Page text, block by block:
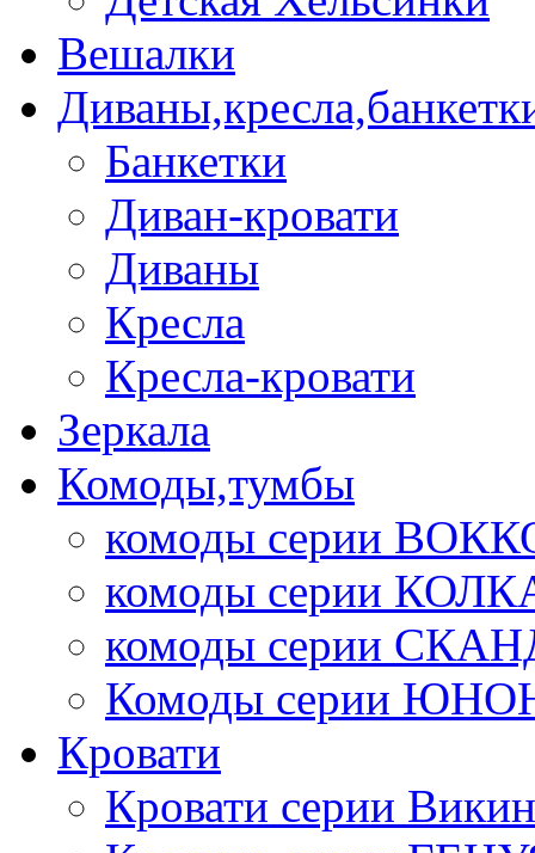
Вешалки
Банкетки
Диван-кровати
Диваны
Кресла
Кресла-кровати
Зеркала
Комоды,тумбы
комоды серии
комоды серии
комоды серии
Комоды серии
Кровати
Кровати серии